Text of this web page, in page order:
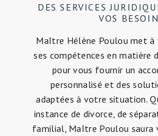
DES SERVICES
VOS
Maître Hélène Poulou met
ses compétences en matière
pour vous fournir un
personnalisé et des
adaptées à votre situation.
instance de divorce, de
familial, Maître Poulou saura